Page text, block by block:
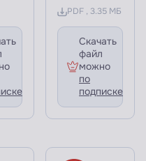
PDF , 3.35 МБ
Скачать
файл
можно
по
подписке